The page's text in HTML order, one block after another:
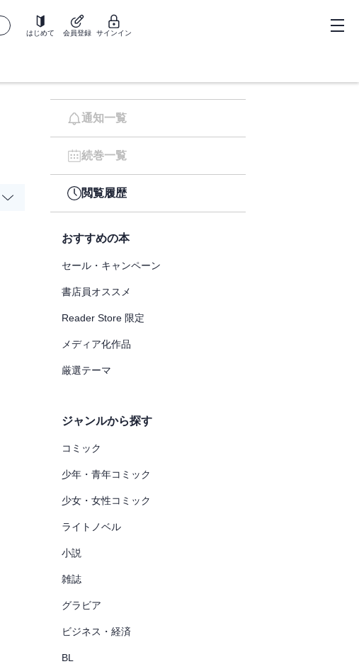
はじめて 会員登録 サインイン
通知一覧
続巻一覧
閲覧履歴
おすすめの本
セール・キャンペーン
書店員オススメ
Reader Store 限定
メディア化作品
厳選テーマ
ジャンルから探す
コミック
少年・青年コミック
少女・女性コミック
ライトノベル
小説
雑誌
グラビア
ビジネス・経済
BL